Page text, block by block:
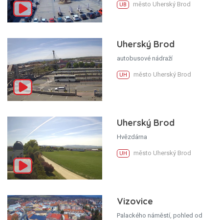
UB město Uherský Brod
Uherský Brod
autobusové nádraží
UH město Uherský Brod
Uherský Brod
Hvězdárna
UH město Uherský Brod
Vizovice
Palackého náměstí, pohled od